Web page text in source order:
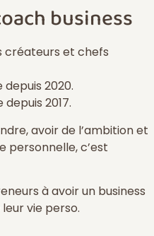
business
créateurs et chefs
2020.
2017.
avoir de l’ambition et
personnelle, c’est
à avoir un business
vie perso.